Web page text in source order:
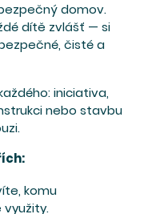
domov.
dítě zvlášť — si
čisté a
iniciativa,
nebo stavbu
komu
využity.